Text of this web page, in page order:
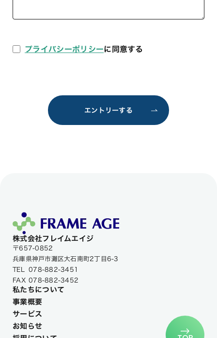
プライバシーポリシーに同意する
エントリーする
株式会社フレイムエイジ
〒657-0852
兵庫県神戸市灘区大石南町2丁目6-3
TEL 078-882-3451
FAX 078-882-3452
私たちについて
事業概要
サービス
お知らせ